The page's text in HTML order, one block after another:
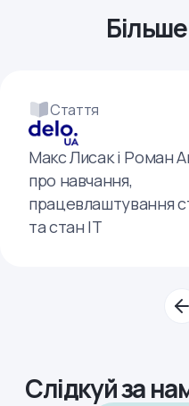
Стаття
Макс Лисак і Роман
про навчання,
працевлаштування
та стан ІТ
Слідкуй за